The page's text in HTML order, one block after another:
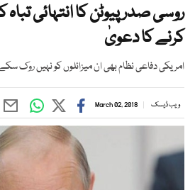
روسی صدر پیوٹن کا انتہائی تباہ
کرنے کا دعویٰ
امریکی دفاعی نظام بھی ان میزائلوں کو نہیں روک
ویب ڈیسک March 02, 2018